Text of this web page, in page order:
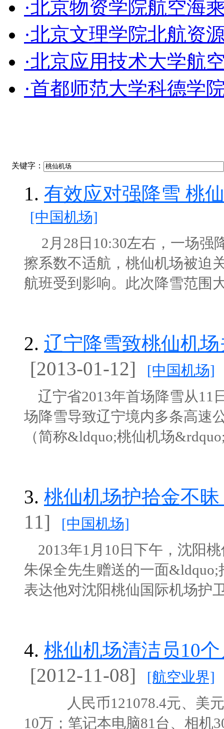
·北京物资学院航空海
·北京文理学院北航资
·北京应用技术大学航
·首都师范大学科德学
关键字：
1. 有效应对强降雪 桃
[中国机场]
2月28日10:30左右，一场强
擦系数不适航，桃仙机场被迫
航班受到影响。此次降雪范围
2. 辽宁降雪致桃仙机
[2013-01-12]
[中国机场]
辽宁省2013年首场降雪从11
场降雪导致辽宁境内多条高速
（简称&ldquo;桃仙机场
3. 桃仙机场护拾金不
11]
[中国机场]
2013年1月10日下午，沈阳
朱保全先生赠送的一面
表达他对沈阳桃仙国际机场护
4. 桃仙机场清洁员10
[2012-11-08]
[航空业界]
人民币121078.4元、美元
10万；笔记本电脑81台、相机